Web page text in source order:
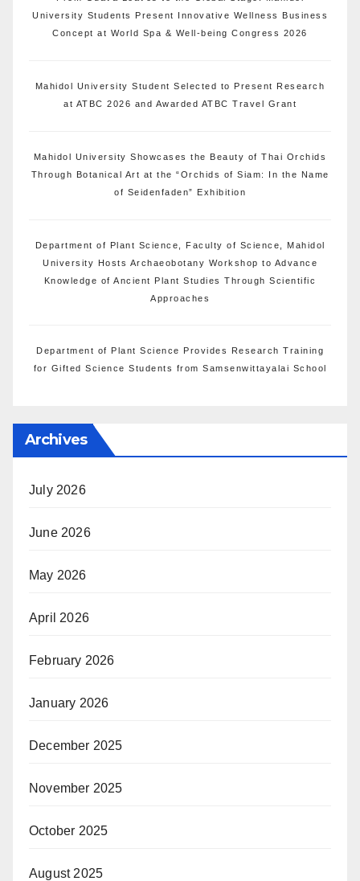
University Students Present Innovative Wellness Business
Concept at World Spa & Well-being Congress 2026
Mahidol University Student Selected to Present Research
at ATBC 2026 and Awarded ATBC Travel Grant
Mahidol University Showcases the Beauty of Thai Orchids
Through Botanical Art at the “Orchids of Siam: In the Name
of Seidenfaden” Exhibition
Department of Plant Science, Faculty of Science, Mahidol
University Hosts Archaeobotany Workshop to Advance
Knowledge of Ancient Plant Studies Through Scientific
Approaches
Department of Plant Science Provides Research Training
for Gifted Science Students from Samsenwittayalai School
Archives
July 2026
June 2026
May 2026
April 2026
February 2026
January 2026
December 2025
November 2025
October 2025
August 2025